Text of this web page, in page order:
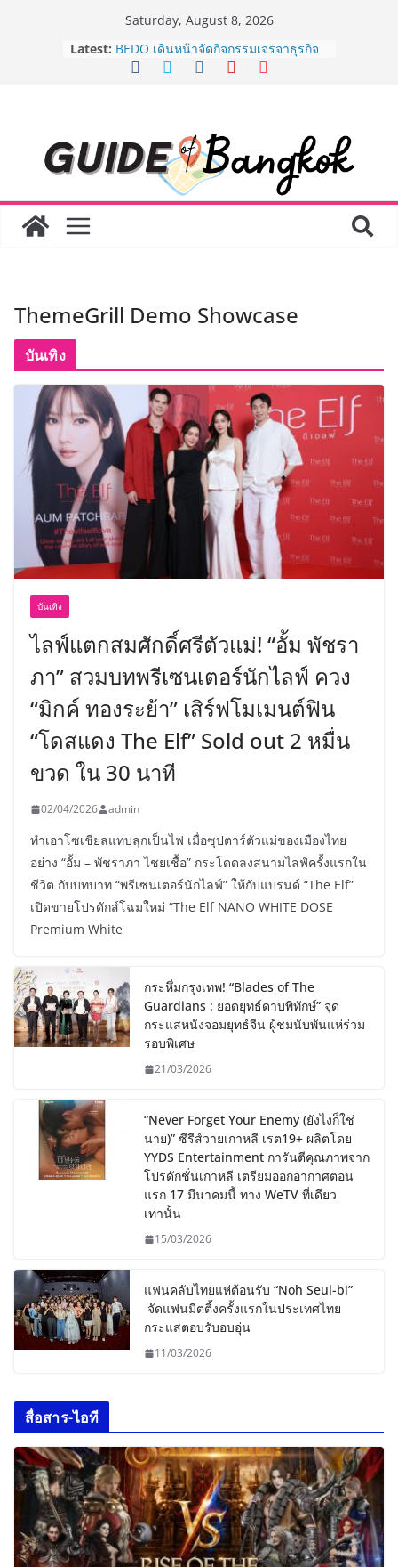
Saturday, August 8, 2026
Latest: AirAsia X SEE FAH พันธมิตรทางธุรกิจ
ยาวนานกว่า 20 ปี ต่อยอดเสิร์ฟความ
“BIO TRADE CONNECT 2026” ยก
ระดับผลิตภัณฑ์ท้องถิ่นสู่ตลาดเชิง
พาณิชย์อย่างยั่งยืน
LORDNINE จัดศึกคนดังสายเกม ไทย
ปะทะ ฟิลิปปินส์ ใน “Rise of the Tenth
มหาวิทยาลัยเท่านั้น แต่ยังเตรียมพวก
ประเทศ จัดประชุมใหญ่แห่งปี พบ CEO
“ดร.ปิยะวัฒน์” ถ่ายทอดวิสัยทัศน์ธุรกิจ
พร้อมฟรีคอนเสิร์ต “โชค รถแห่” ยกวง
ThemeGrill Demo Showcase
บันเทิง
บันเทิง
ไลฟ์แตกสมศักดิ์ศรีตัวแม่! “อั้ม พัชรา
ภา” สวมบทพรีเซนเตอร์นักไลฟ์ ควง
“มิกค์ ทองระย้า” เสิร์ฟโมเมนต์ฟิน
“โดสแดง The Elf” Sold out 2 หมื่น
ขวด ใน 30 นาที
02/04/2026 admin
ทำเอาโซเชียลแทบลุกเป็นไฟ เมื่อซุปตาร์ตัวแม่ของเมืองไทย
อย่าง “อั้ม – พัชราภา ไชยเชื้อ” กระโดดลงสนามไลฟ์ครั้งแรกใน
ชีวิต กับบทบาท “พรีเซนเตอร์นักไลฟ์” ให้กับแบรนด์ “The Elf”
เปิดขายโปรดักส์โฉมใหม่ “The Elf NANO WHITE DOSE
Premium White
กระหึ่มกรุงเทพ! “Blades of The
Guardians : ยอดยุทธ์ดาบพิทักษ์” จุด
กระแสหนังจอมยุทธ์จีน ผู้ชมนับพันแห่ร่วม
รอบพิเศษ
21/03/2026
“Never Forget Your Enemy (ยังไงก็ใช่
นาย)” ซีรีส์วายเกาหลี เรต19+ ผลิตโดย
YYDS Entertainment การันตีคุณภาพจาก
โปรดักชั่นเกาหลี เตรียมออกอากาศตอน
แรก 17 มีนาคมนี้ ทาง WeTV ที่เดียว
เท่านั้น
15/03/2026
แฟนคลับไทยแห่ต้อนรับ “Noh Seul-bi”
จัดแฟนมีตติ้งครั้งแรกในประเทศไทย
กระแสตอบรับอบอุ่น
11/03/2026
สื่อสาร-ไอที